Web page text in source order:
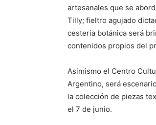
artesanales que se
Tilly; fieltro agujado
cestería botánica será
contenidos propios del
Asimismo el Centro
Argentino, será
la colección de piezas
el 7 de junio.